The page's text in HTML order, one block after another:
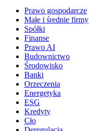
Prawo gospodarcze
Małe i średnie firmy
Spółki
Finanse
Prawo AI
Budownictwo
Środowisko
Banki
Orzeczenia
Energetyka
ESG
Kredyty
Cło